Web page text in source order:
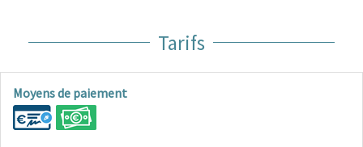
Tarifs
Moyens de paiement